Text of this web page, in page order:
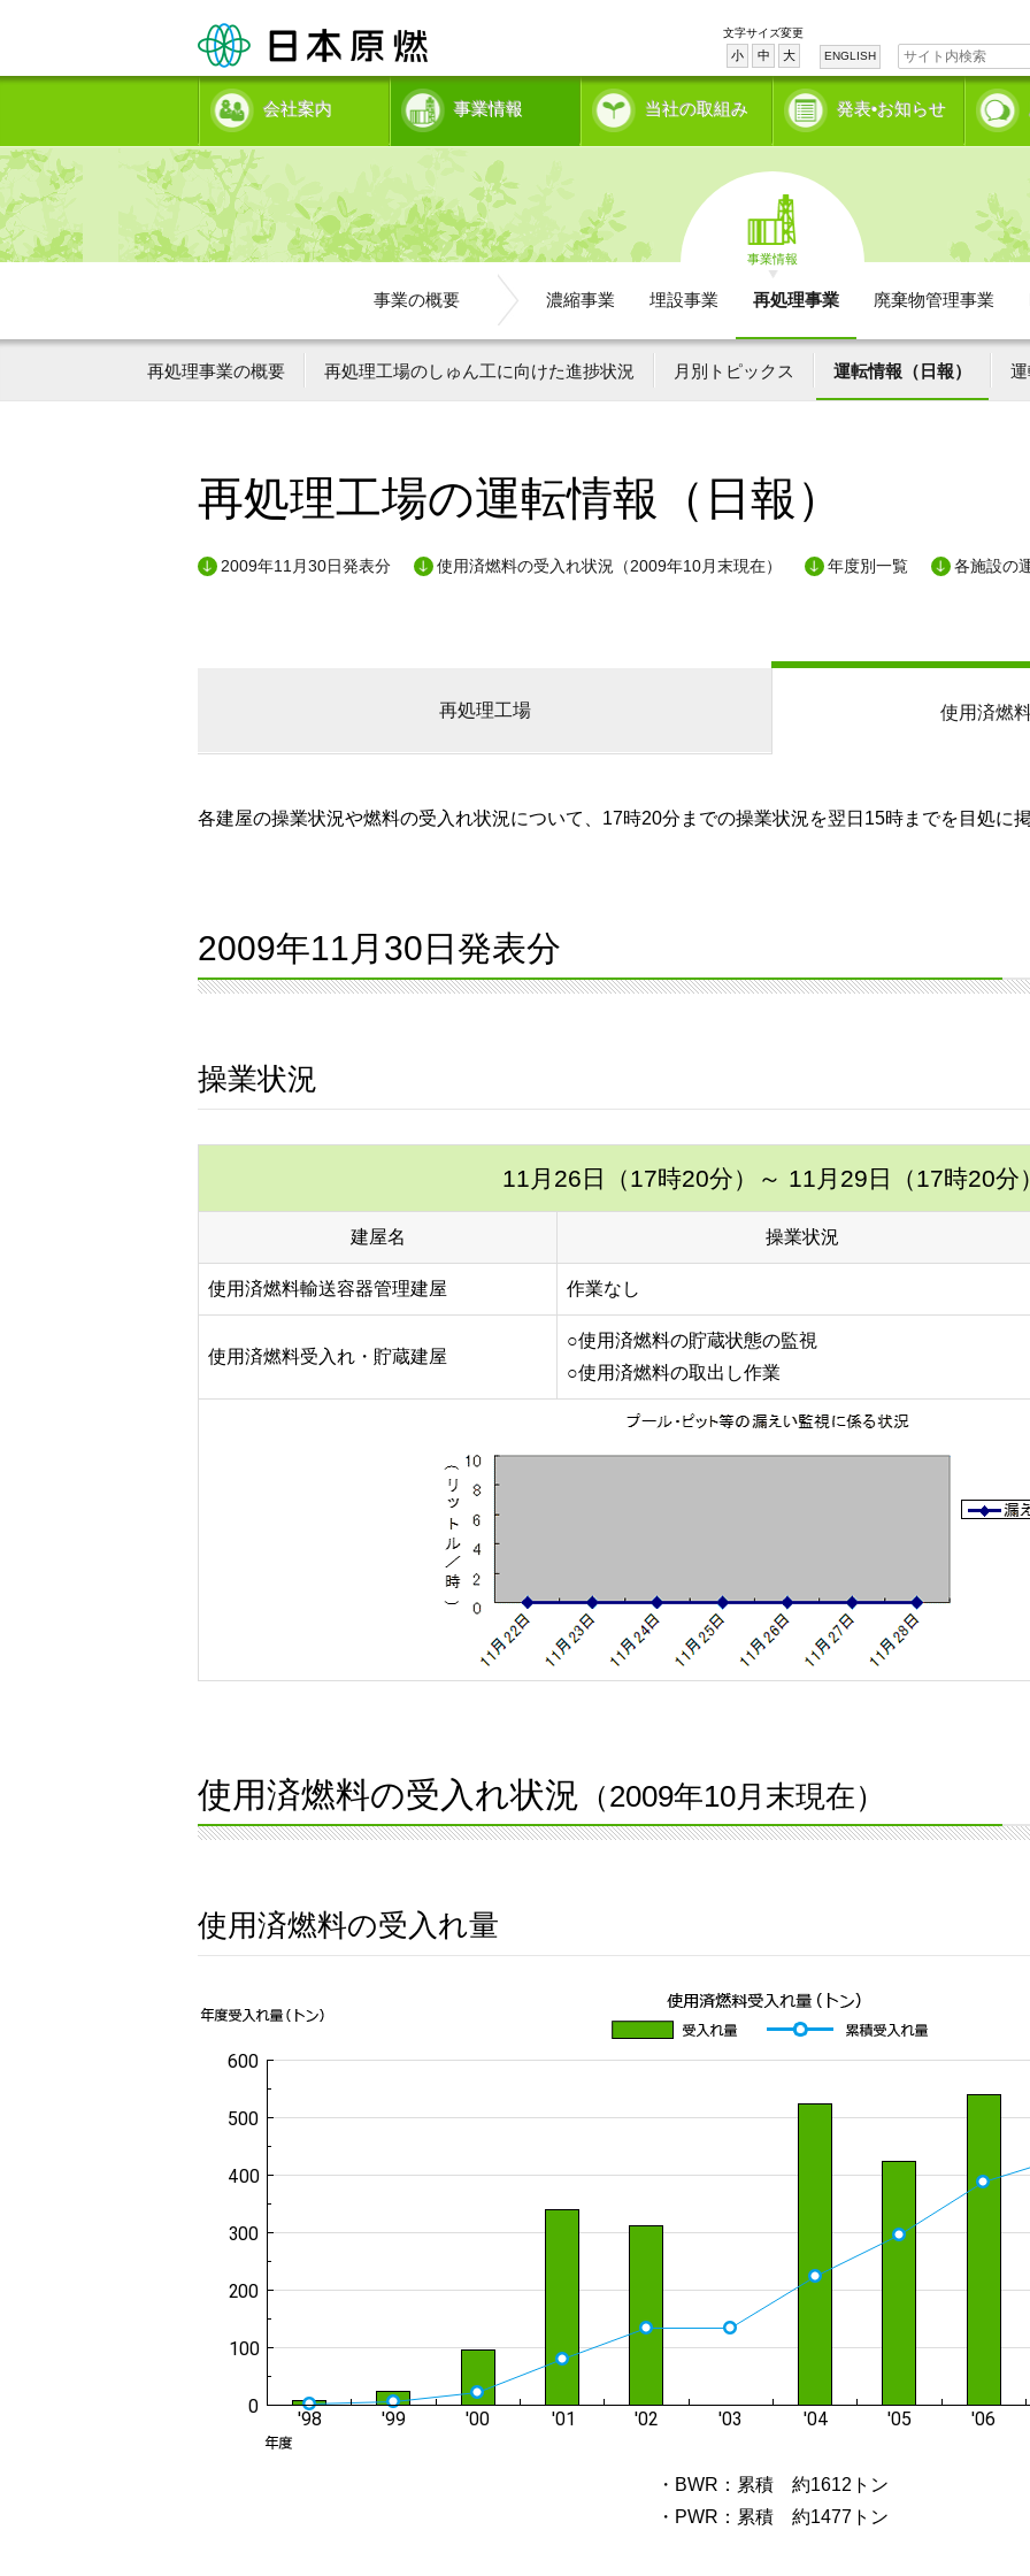
文字サイズ変更
小 中 大 ENGLISH
会社案内 事業情報 当社の取組み 発表•お知らせ
事業情報
事業の概要 濃縮事業 埋設事業 再処理事業 廃棄物管理事業
再処理事業の概要 再処理工場のしゅん工に向けた進捗状況 月別トピックス 運転情報（日報） 運
再処理工場の運転情報（日報）
2009年11月30日発表分 使用済燃料の受入れ状況（2009年10月末現在） 年度別一覧 各施設の
再処理工場 使用済燃
各建屋の操業状況や燃料の受入れ状況について、17時20分までの操業状況を翌日15時までを目処に掲
2009年11月30日発表分
操業状況
11月26日（17時20分） ～ 11月29日（17時20分）
建屋名 操業状況
使用済燃料輸送容器管理建屋 作業なし
使用済燃料受入れ・貯蔵建屋
○使用済燃料の貯蔵状態の監視
○使用済燃料の取出し作業
使用済燃料の受入れ状況 （2009年10月末現在）
使用済燃料の受入れ量
・BWR：累積 約1612トン
・PWR：累積 約1477トン